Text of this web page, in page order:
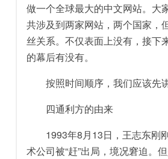
做一个全球最大的中文网站。大
共涉及到两家网站，两个国家，
丝关系。不仅表面上没有，接下
的幕后有没有。
按照时间顺序，我们应该先讲
四通利方的由来
1993年8月13日，王志东刚
术公司被“赶”出局，境况窘迫。